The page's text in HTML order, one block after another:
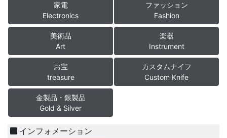
家電
Electronics
ファッション
Fashion
美術品
Art
楽器
Instrument
お宝
treasure
カスタムナイフ
Custom Knife
金製品・銀製品
Gold & Silver
インフォメーション